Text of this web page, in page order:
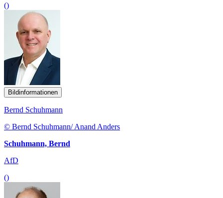
()
Bildinformationen
Bernd Schuhmann
© Bernd Schuhmann/ Anand Anders
Schuhmann, Bernd
AfD
()